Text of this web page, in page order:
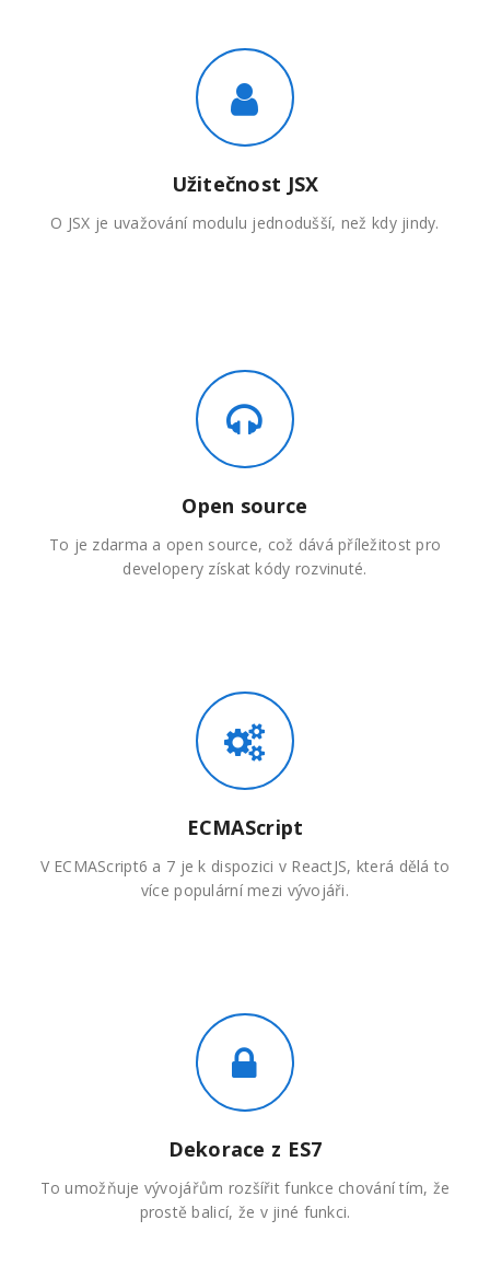
Užitečnost JSX
O JSX je uvažování modulu jednodušší, než kdy jindy.
Open source
To je zdarma a open source, což dává příležitost pro
developery získat kódy rozvinuté.
ECMAScript
V ECMAScript6 a 7 je k dispozici v ReactJS, která dělá to
více populární mezi vývojáři.
Dekorace z ES7
To umožňuje vývojářům rozšířit funkce chování tím, že
prostě balicí, že v jiné funkci.